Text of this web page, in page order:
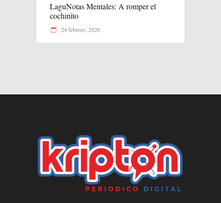
LaguNotas Mentales: A romper el
cochinito
24 febrero, 2026